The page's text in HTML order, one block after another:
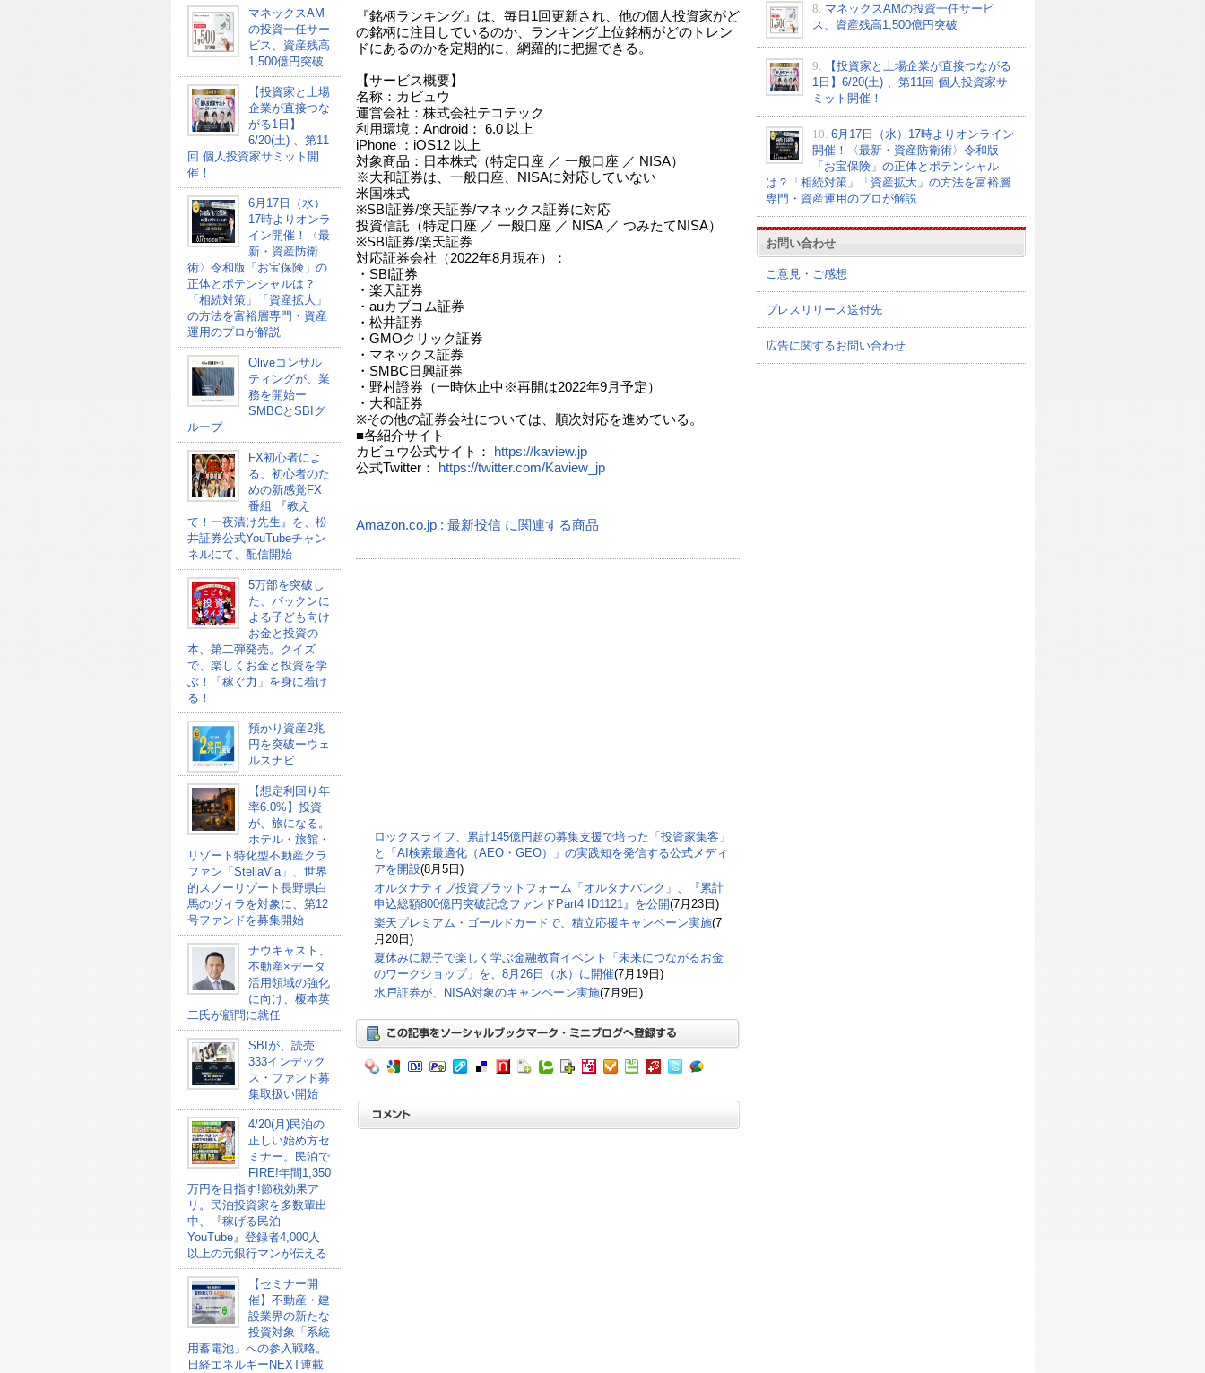
マネックスAM
の投資一任サー
ビス、資産残高
1,500億円突破
【投資家と上場
企業が直接つな
がる1日】
6/20(土) 、第11
回 個人投資家サミット開
催！
6月17日（水）
17時よりオンラ
イン開催！〈最
新・資産防衛
術〉令和版「お宝保険」の
正体とポテンシャルは？
「相続対策」「資産拡大」
の方法を富裕層専門・資産
運用のプロが解説
Oliveコンサル
ティングが、業
務を開始ー
SMBCとSBIグ
ループ
FX初心者によ
る、初心者のた
めの新感覚FX
番組 『教え
て！一夜漬け先生』を、松
井証券公式YouTubeチャン
ネルにて、配信開始
5万部を突破し
た、パックンに
よる子ども向け
お金と投資の
本、第二弾発売。クイズ
で、楽しくお金と投資を学
ぶ！「稼ぐ力」を身に着け
る！
預かり資産2兆
円を突破ーウェ
ルスナビ
【想定利回り年
率6.0%】投資
が、旅になる。
ホテル・旅館・
リゾート特化型不動産クラ
ファン「StellaVia」、世界
的スノーリゾート長野県白
馬のヴィラを対象に、第12
号ファンドを募集開始
ナウキャスト、
不動産×データ
活用領域の強化
に向け、榎本英
二氏が顧問に就任
SBIが、読売
333インデック
ス・ファンド募
集取扱い開始
4/20(月)民泊の
正しい始め方セ
ミナー。民泊で
FIRE!年間1,350
万円を目指す!節税効果ア
リ。民泊投資家を多数輩出
中、『稼げる民泊
YouTube』登録者4,000人
以上の元銀行マンが伝える
【セミナー開
催】不動産・建
設業界の新たな
投資対象「系統
用蓄電池」への参入戦略。
日経エネルギーNEXT連載
『銘柄ランキング』は、毎日1回更新され、他の個人投資家がど
の銘柄に注目しているのか、ランキング上位銘柄がどのトレン
ドにあるのかを定期的に、網羅的に把握できる。
【サービス概要】
名称：カビュウ
運営会社：株式会社テコテック
利用環境：Android： 6.0 以上
iPhone ：iOS12 以上
対象商品：日本株式（特定口座 ／ 一般口座 ／ NISA）
※大和証券は、一般口座、NISAに対応していない
米国株式
※SBI証券/楽天証券/マネックス証券に対応
投資信託（特定口座 ／ 一般口座 ／ NISA ／ つみたてNISA）
※SBI証券/楽天証券
対応証券会社（2022年8月現在）：
・SBI証券
・楽天証券
・auカブコム証券
・松井証券
・GMOクリック証券
・マネックス証券
・SMBC日興証券
・野村證券（一時休止中※再開は2022年9月予定）
・大和証券
※その他の証券会社については、順次対応を進めている。
■各紹介サイト
カビュウ公式サイト：
https://kaview.jp
公式Twitter：
https://twitter.com/Kaview_jp
Amazon.co.jp : 最新投信 に関連する商品
ロックスライフ、累計145億円超の募集支援で培った「投資家集客」
と「AI検索最適化（AEO・GEO）」の実践知を発信する公式メディ
アを開設(8月5日)
オルタナティブ投資プラットフォーム「オルタナバンク」、『累計
申込総額800億円突破記念ファンドPart4 ID1121』を公開(7月23日)
楽天プレミアム・ゴールドカードで、積立応援キャンペーン実施(7
月20日)
夏休みに親子で楽しく学ぶ金融教育イベント「未来につながるお金
のワークショップ」を、8月26日（水）に開催(7月19日)
水戸証券が、NISA対象のキャンペーン実施(7月9日)
8. マネックスAMの投資一任サービ
ス、資産残高1,500億円突破
9.
【投資家と上場企業が直接つながる
1日】6/20(土) 、第11回 個人投資家サ
ミット開催！
10. 6月17日（水）17時よりオンライン
開催！〈最新・資産防衛術〉令和版
「お宝保険」の正体とポテンシャル
は？「相続対策」「資産拡大」の方法を富裕層
専門・資産運用のプロが解説
お問い合わせ
ご意見・ご感想
プレスリリース送付先
広告に関するお問い合わせ